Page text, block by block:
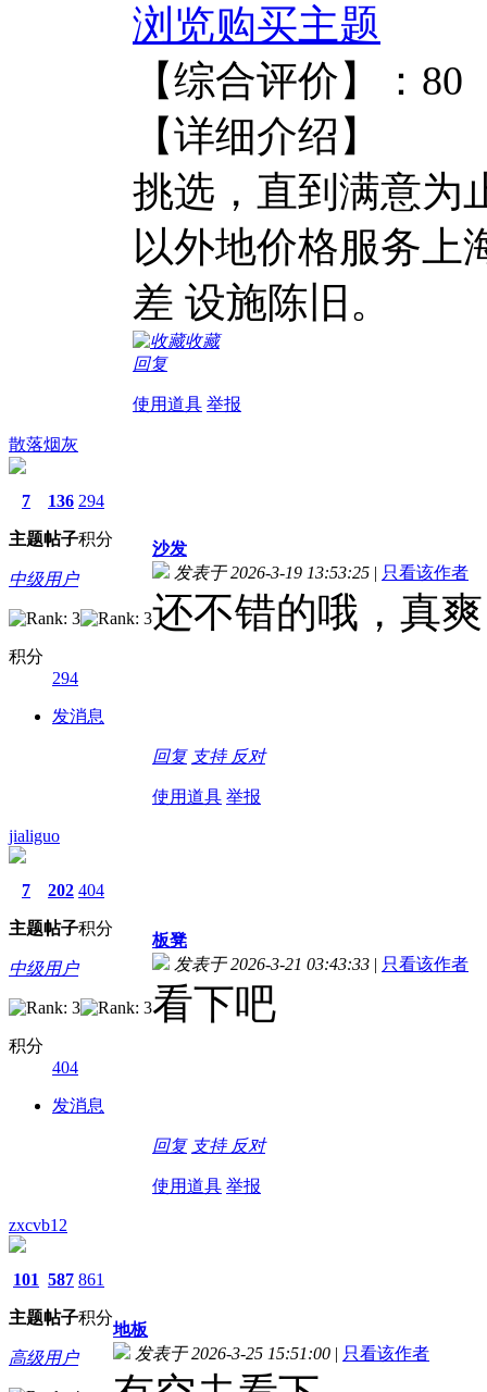
浏览购买主题
【综合
【详细介绍
挑选，直到满意为
以外地价格服务上
差 设施陈旧。
收藏
回复
使用道具 举报
散落烟灰
7
主题
136
帖子
294
积分
中级用户
积分
294
发消息
沙发
发表于 2026-3-19 13:53:25 | 只看该作者
还不错的哦，真爽
回复 支持 反对
使用道具 举报
jialiguo
7
主题
202
帖子
404
积分
中级用户
积分
404
发消息
板凳
发表于 2026-3-21 03:43:33 | 只看该作者
看下吧
回复 支持 反对
使用道具 举报
zxcvb12
101
主题
587
帖子
861
积分
高级用户
地板
发表于 2026-3-25 15:51:00 | 只看该作者